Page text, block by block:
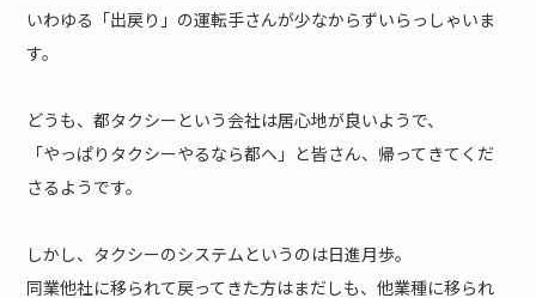
いわゆる「出戻り」の運転手さんが少なからずいらっしゃいま
す。
どうも、都タクシーという会社は居心地が良いようで、
「やっぱりタクシーやるなら都へ」と皆さん、帰ってきてくだ
さるようです。
しかし、タクシーのシステムというのは日進月歩。
同業他社に移られて戻ってきた方はまだしも、他業種に移られ